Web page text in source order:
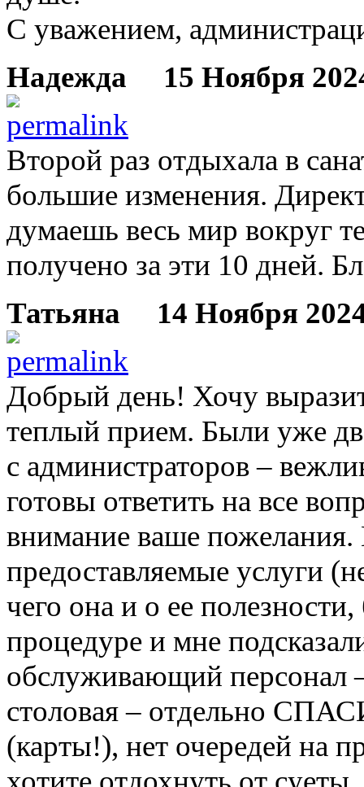
С уважением,
Надежда
15 Ноября
Второй раз отдыхала в
большие изменения.
думаешь весь мир вокруг
получено за эти 10 дней.
Татьяна
14 Ноября
Добрый день! Хочу
теплый прием. Были уже
с администраторов –
готовы ответить на все
внимание ваше
предоставляемые услуги
чего она и о ее
процедуре и мне
обслуживающий персонал
столовая – отдельно
(карты!), нет очередей на